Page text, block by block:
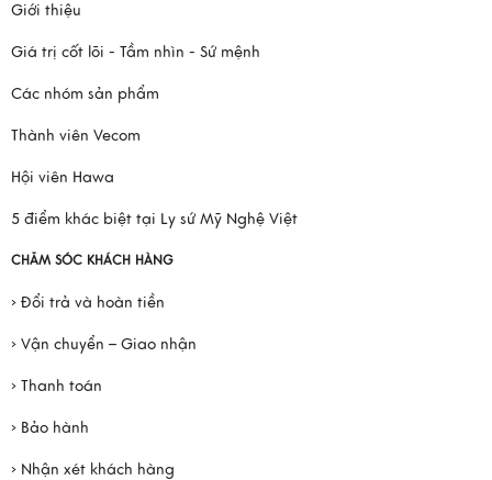
Giới thiệu
Giá trị cốt lõi - Tầm nhìn - Sứ mệnh
Các nhóm sản phẩm
Thành viên Vecom
Hội viên Hawa
5 điểm khác biệt tại Ly sứ Mỹ Nghệ Việt
CHĂM SÓC KHÁCH HÀNG
› Đổi trả và hoàn tiền
› Vận chuyển – Giao nhận
› Thanh toán
› Bảo hành
› Nhận xét khách hàng